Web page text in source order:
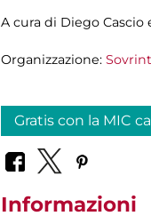
A cura di Diego Cascio
Organizzazione:
Gratis con la MIC
Informazioni